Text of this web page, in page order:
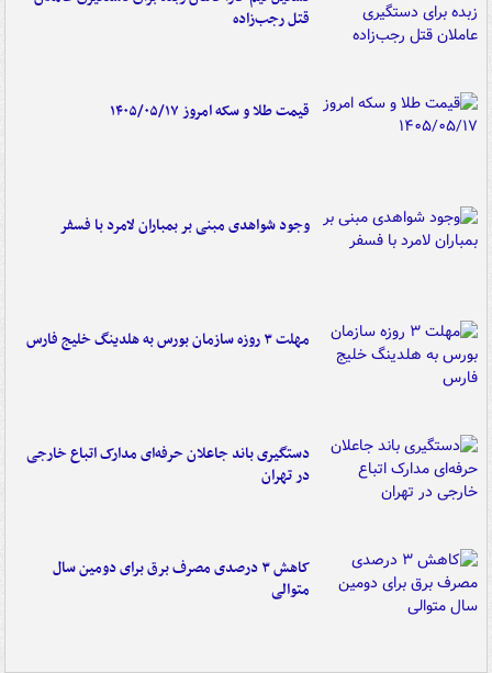
قتل رجب‌زاده
قیمت طلا و سکه امروز ۱۴۰۵/۰۵/۱۷
وجود شواهدی مبنی بر بمباران لامرد با فسفر
مهلت ۳ روزه سازمان بورس به هلدینگ خلیج فارس
دستگیری باند جاعلان حرفه‌ای مدارک اتباع خارجی
در تهران
کاهش ۳ درصدی مصرف برق برای دومین سال
متوالی